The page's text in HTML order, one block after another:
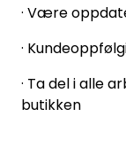
· Være
·
· Ta del i alle
butikken